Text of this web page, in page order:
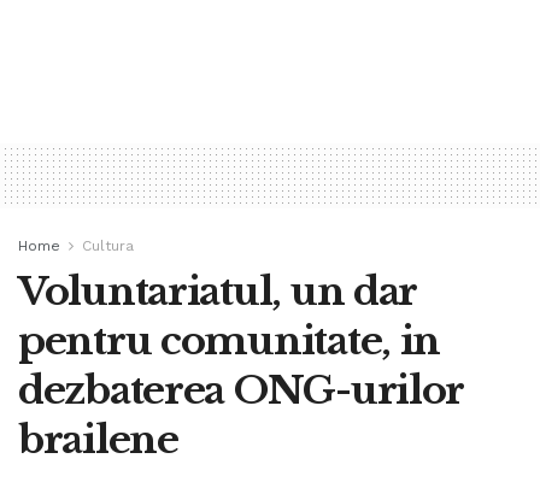
Home Cultura
Voluntariatul, un dar
pentru comunitate, in
dezbaterea ONG-urilor
brailene